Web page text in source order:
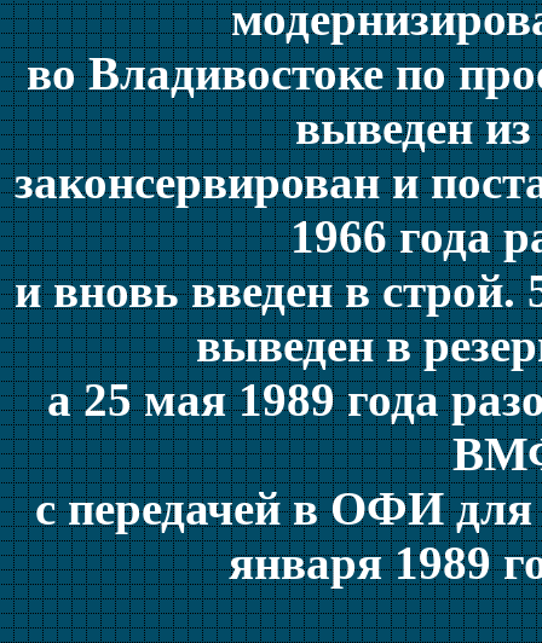
во Владивостоке по
выведен из
законсервирован и
1966 года
и вновь введен в строй.
выведен в
а 25 мая 1989 года
с передачей в ОФИ
января 1989